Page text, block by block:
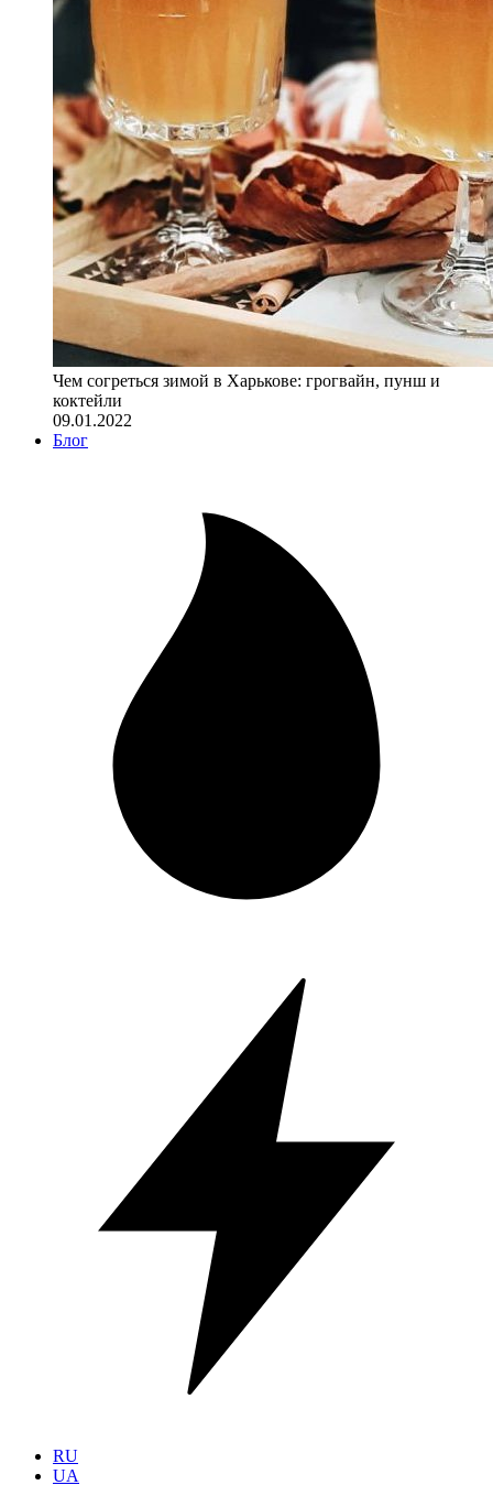
Чем согреться зимой в Харькове: грогвайн, пунш и
коктейли
09.01.2022
Блог
RU
UA